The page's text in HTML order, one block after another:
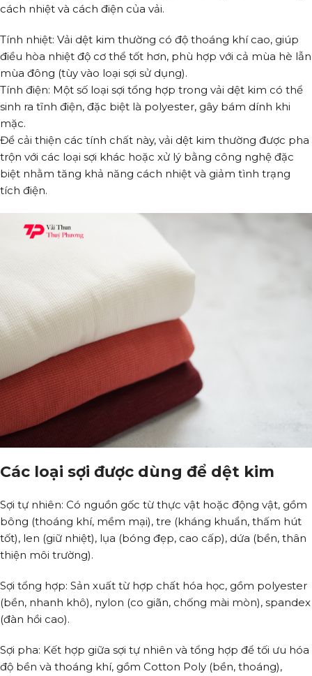
cách nhiệt và cách điện của vải.
Tính nhiệt: Vải dệt kim thường có độ thoáng khí cao, giúp
điều hòa nhiệt độ cơ thể tốt hơn, phù hợp với cả mùa hè lẫn
mùa đông (tùy vào loại sợi sử dụng).
Tính điện: Một số loại sợi tổng hợp trong vải dệt kim có thể
sinh ra tĩnh điện, đặc biệt là polyester, gây bám dính khi
mặc.
Để cải thiện các tính chất này, vải dệt kim thường được pha
trộn với các loại sợi khác hoặc xử lý bằng công nghệ đặc
biệt nhằm tăng khả năng cách nhiệt và giảm tình trạng
tích điện.
Các loại sợi được dùng để dệt kim
Sợi tự nhiên: Có nguồn gốc từ thực vật hoặc động vật, gồm
bông (thoáng khí, mềm mại), tre (kháng khuẩn, thấm hút
tốt), len (giữ nhiệt), lụa (bóng đẹp, cao cấp), dứa (bền, thân
thiện môi trường).
Sợi tổng hợp: Sản xuất từ hợp chất hóa học, gồm polyester
(bền, nhanh khô), nylon (co giãn, chống mài mòn), spandex
(đàn hồi cao).
Sợi pha: Kết hợp giữa sợi tự nhiên và tổng hợp để tối ưu hóa
độ bền và thoáng khí, gồm Cotton Poly (bền, thoáng),